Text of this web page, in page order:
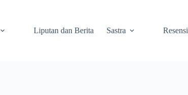
Liputan dan Berita Sastra Resensi